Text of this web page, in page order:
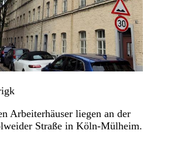
Arbeiterhäuser liegen an der
Straße in Köln-Mülheim.